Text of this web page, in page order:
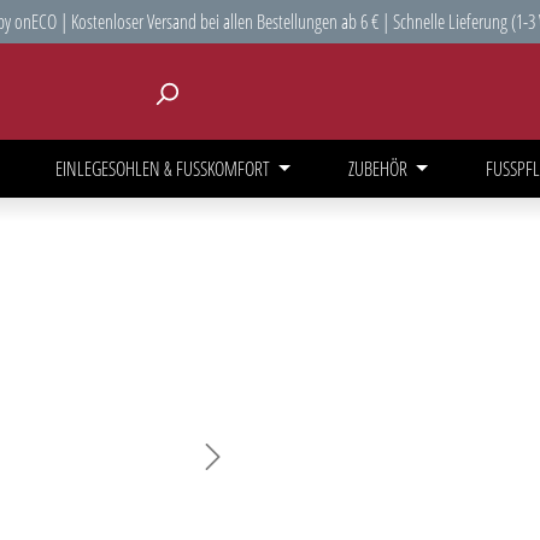
onECO | Kostenloser Versand bei allen Bestellungen ab 6 € | Schnelle Lieferung (1-
EINLEGESOHLEN & FUSSKOMFORT ZUBEHÖR